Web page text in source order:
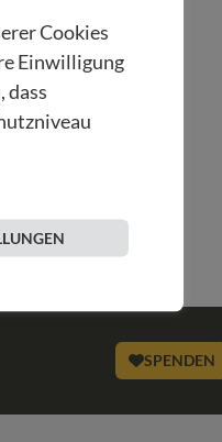
SPENDEN
Cookies
Einwilligung
dass